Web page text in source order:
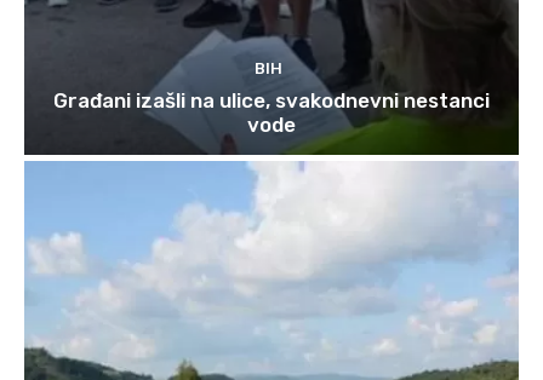
BIH
Građani izašli na ulice, svakodnevni nestanci
vode